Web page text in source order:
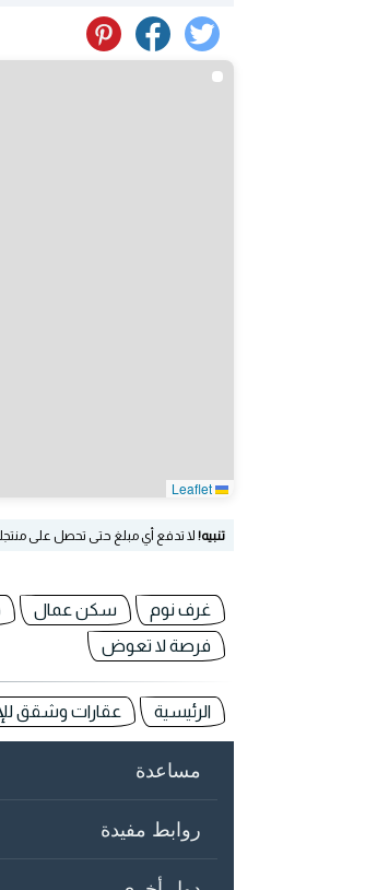
تنبيه! لا تدفع أي مبلغ حتى تحصل على
غرف نوم سكن عمال
فرصة لا تعوض
الرئيسية عقارات وشقق
مساعدة
روابط مفيدة